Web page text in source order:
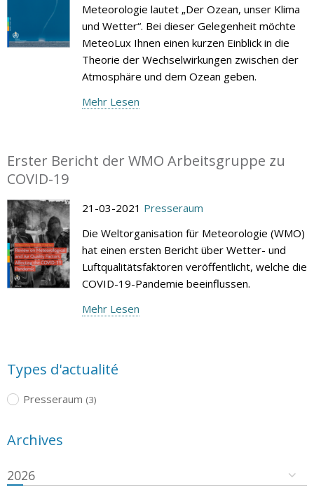
Meteorologie lautet „Der Ozean, unser Klima
und Wetter“. Bei dieser Gelegenheit möchte
MeteoLux Ihnen einen kurzen Einblick in die
Theorie der Wechselwirkungen zwischen der
Atmosphäre und dem Ozean geben.
Mehr Lesen
Erster Bericht der WMO Arbeitsgruppe zu
COVID-19
21-03-2021 Presseraum
Die Weltorganisation für Meteorologie (WMO)
hat einen ersten Bericht über Wetter- und
Luftqualitätsfaktoren veröffentlicht, welche die
COVID-19-Pandemie beeinflussen.
Mehr Lesen
Types d'actualité
Presseraum (3)
Archives
2026